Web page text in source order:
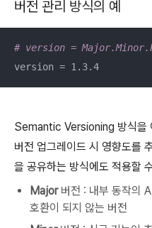
버전 관리 방식의 예
# version =
version = 1.3.4
Semantic Versioning 방식을
버전 업그레이드 시 영향도를
을 공유하는 방식에도 적용할
Major버전 : 내부 동작의
호환이 되지 않는 버전